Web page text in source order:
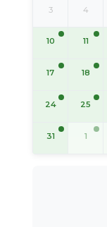
3 4
10 11
17 18
24 25
31 1